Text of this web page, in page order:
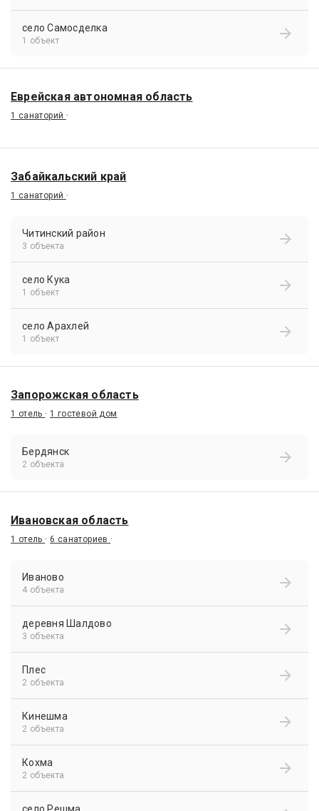
село Самосделка
1 объект
Еврейская автономная область
1 санаторий ·
Забайкальский край
1 санаторий ·
Читинский район
3 объекта
село Кука
1 объект
село Арахлей
1 объект
Запорожская область
1 отель · 1 гостевой дом
Бердянск
2 объекта
Ивановская область
1 отель ·6 санаториев ·
Иваново
4 объекта
деревня Шалдово
3 объекта
Плес
2 объекта
Кинешма
2 объекта
Кохма
2 объекта